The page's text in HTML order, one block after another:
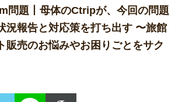
問題丨母体のCtripが、今回の問題
況報告と対応策を打ち出す 〜旅館
販売のお悩みやお困りごとをサク